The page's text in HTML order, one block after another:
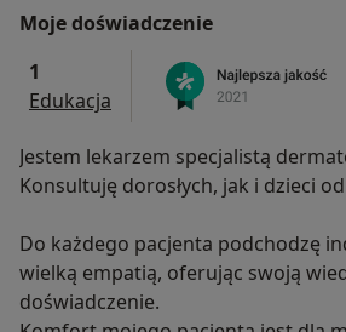
Moje doświadczenie
1
Edukacja
Jestem lekarzem specjalistą
Konsultuję dorosłych, jak i dzieci
Do każdego pacjenta podchodzę
wielką empatią, oferując swoją
doświadczenie.